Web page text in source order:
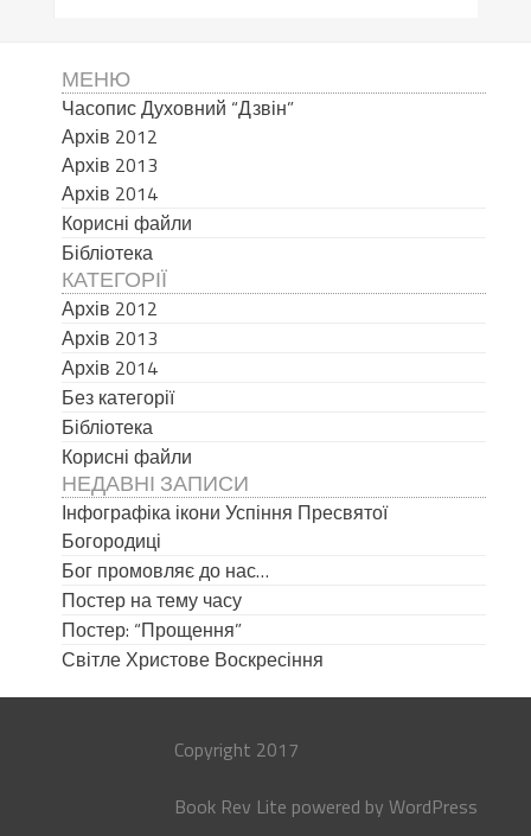
МЕНЮ
Часопис Духовний “Дзвін”
Архів 2012
Архів 2013
Архів 2014
Корисні файли
Бібліотека
КАТЕГОРІЇ
Архів 2012
Архів 2013
Архів 2014
Без категорії
Бібліотека
Корисні файли
НЕДАВНІ ЗАПИСИ
Інфографіка ікони Успіння Пресвятої
Богородиці
Бог промовляє до нас…
Постер на тему часу
Постер: “Прощення”
Світле Христове Воскресіння
Copyright 2017
Book Rev Lite powered byWordPress